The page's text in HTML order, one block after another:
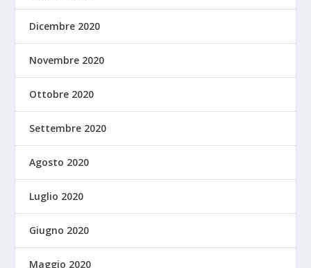
Dicembre 2020
Novembre 2020
Ottobre 2020
Settembre 2020
Agosto 2020
Luglio 2020
Giugno 2020
Maggio 2020